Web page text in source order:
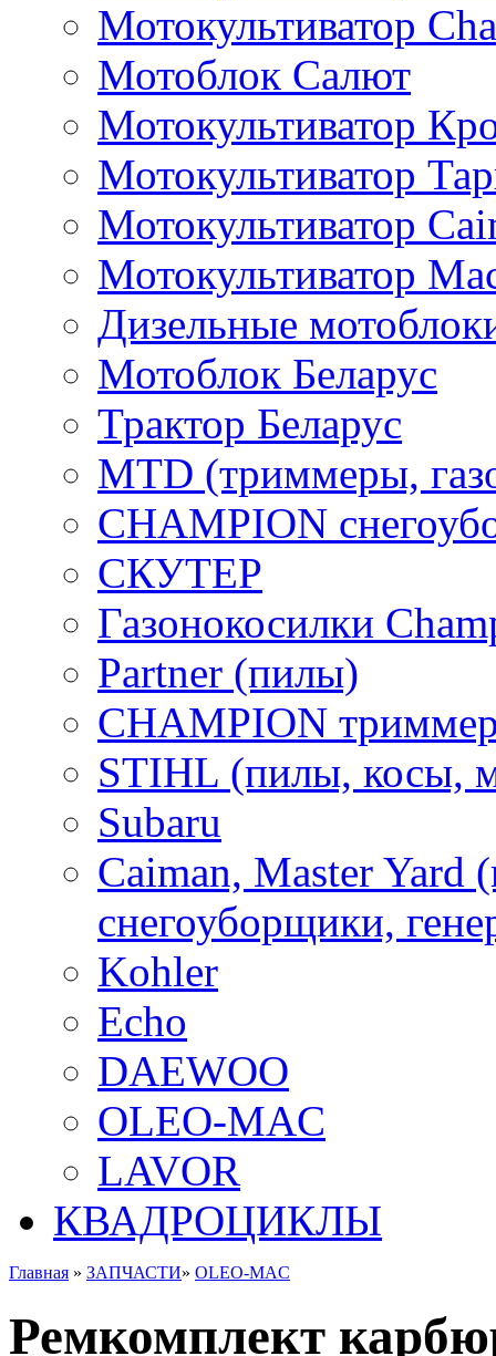
Мотокультиватор
Мотоблок Салют
Мотокультиватор
Мотокультиватор
Мотокультиватор
Мотокультиватор
Дизельные
Мотоблок Беларус
Трактор Беларус
MTD (триммеры,
CHAMPION
СКУТЕР
Газонокосилки
Partner (пилы)
CHAMPION
STIHL (пилы, косы,
Subaru
Caiman, Master Yard
снегоуборщики,
Kohler
Echo
DAEWOO
OLEO-MAC
LAVOR
КВАДРОЦИКЛЫ
Главная » ЗАПЧАСТИ» OLEO-MAC
Ремкомплект